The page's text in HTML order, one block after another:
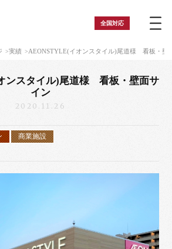
全国対応
実績 AEONSTYLE(イオンスタイル)尾道様 看板・壁
ンスタイル)尾道様 看板・壁面サ
イン
2020.11.26
商業施設